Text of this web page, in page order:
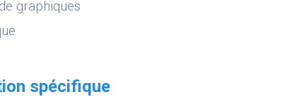
graphiques
spécifique